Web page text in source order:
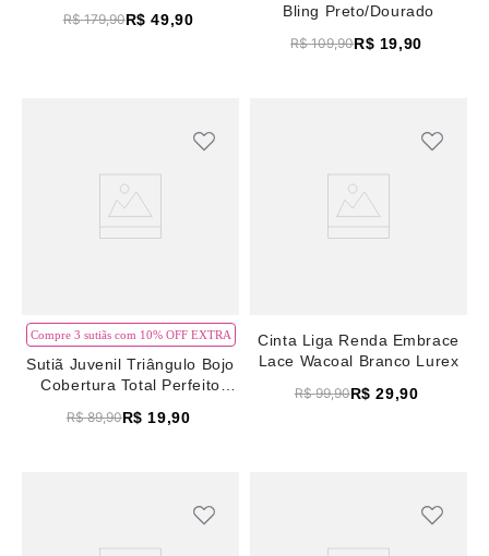
R$ 179,90R$ 49,90
Bling Preto/Dourado
R$ 109,90R$ 19,90
Compre 3 sutiãs com 10% OFF EXTRA
Sutiã Juvenil Triângulo Bojo
Cobertura Total Perfeito
R$ 89,90R$ 19,90
Cinta Liga Renda Embrace
Lace Wacoal Branco Lurex
R$ 99,90R$ 29,90